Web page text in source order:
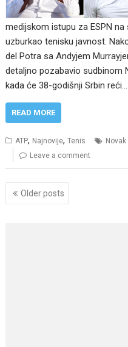
medijskom istupu za ESPN
uzburkao tenisku javnost.
del Potra sa Andyjem
detaljno pozabavio sudbinom
kada će 38-godišnji Srbin reći…
READ MORE
ATP, Najnovije,Tenis
Leave a comment
Posts
navigation
Older posts